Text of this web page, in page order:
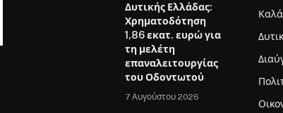
Δυτικής Ελλάδας:
Χρηματοδότηση
1,86 εκατ. ευρώ για
τη μελέτη
επαναλειτουργίας
του Οδοντωτού
7 Αυγούστου 2026